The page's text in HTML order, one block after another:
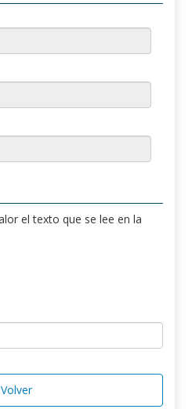
el texto que se lee en la
Volver